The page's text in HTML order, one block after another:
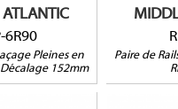
6R90
Pleines en
152mm
Paire de